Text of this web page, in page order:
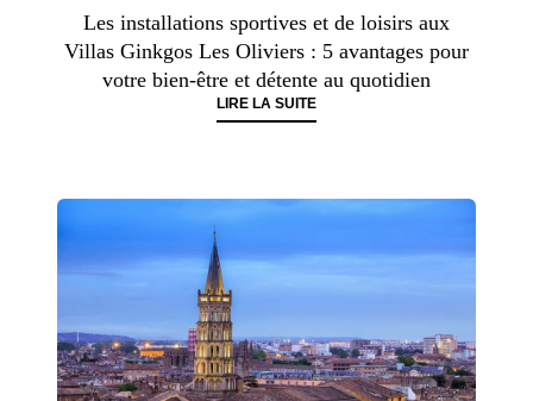
Les installations sportives et de loisirs aux
Villas Ginkgos Les Oliviers : 5 avantages pour
votre bien-être et détente au quotidien
LIRE LA SUITE